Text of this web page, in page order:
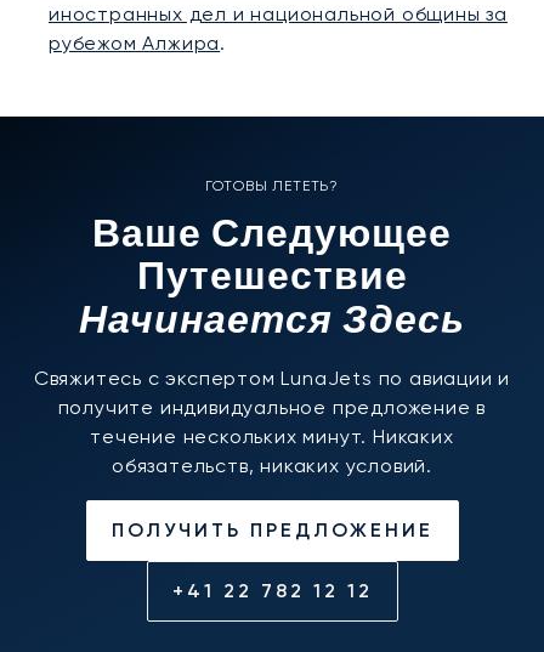
иностранных дел и национальной общины за
рубежом Алжира.
ГОТОВЫ ЛЕТЕТЬ?
Ваше Следующее
Путешествие
Начинается Здесь
Свяжитесь с экспертом LunaJets по авиации и
получите индивидуальное предложение в
течение нескольких минут. Никаких
обязательств, никаких условий.
ПОЛУЧИТЬ ПРЕДЛОЖЕНИЕ
+41 22 782 12 12